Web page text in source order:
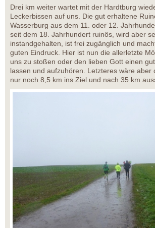
Drei km weiter wartet mit der Hardtburg
Leckerbissen auf uns. Die gut erhaltene
Wasserburg aus dem 11. oder 12.
seit dem 18. Jahrhundert ruinös, wird aber
instandgehalten, ist frei zugänglich und
guten Eindruck. Hier ist nun die allerletzte
uns zu stoßen oder den lieben Gott einen
lassen und aufzuhören. Letzteres wäre aber
nur noch 8,5 km ins Ziel und nach 35 km